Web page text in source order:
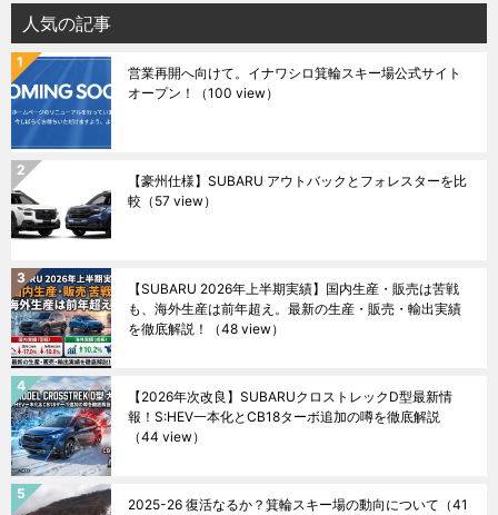
人気の記事
営業再開へ向けて。イナワシロ箕輪スキー場公式サイト
オープン！
（100 view）
【豪州仕様】SUBARU アウトバックとフォレスターを比
較 （57 view）
【SUBARU 2026年上半期実績】国内生産・販売は苦戦
も、海外生産は前年超え。最新の生産・販売・輸出実績
を徹底解説！
（48 view）
【2026年次改良】SUBARUクロストレックD型最新情
報！S:HEV一本化とCB18ターボ追加の噂を徹底解説
（44 view）
2025-26 復活なるか？箕輪スキー場の動向について （41